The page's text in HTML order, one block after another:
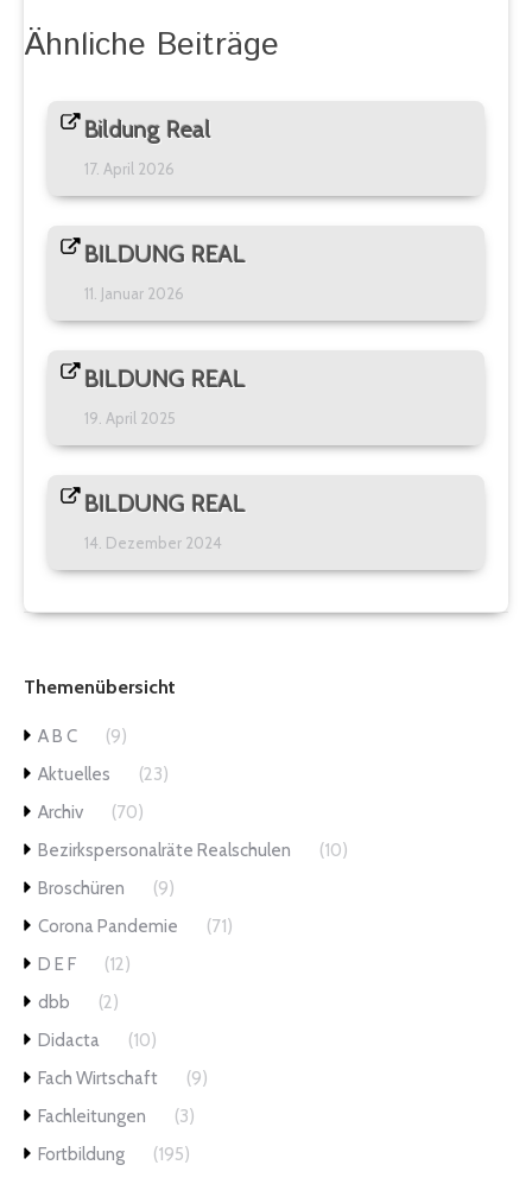
Ähnliche Beiträge
Bildung Real
17. April 2026
BILDUNG REAL
11. Januar 2026
BILDUNG REAL
19. April 2025
BILDUNG REAL
14. Dezember 2024
Themenübersicht
A B C
(9)
Aktuelles
(23)
Archiv
(70)
Bezirkspersonalräte Realschulen
(10)
Broschüren
(9)
Corona Pandemie
(71)
D E F
(12)
dbb
(2)
Didacta
(10)
Fach Wirtschaft
(9)
Fachleitungen
(3)
Fortbildung
(195)